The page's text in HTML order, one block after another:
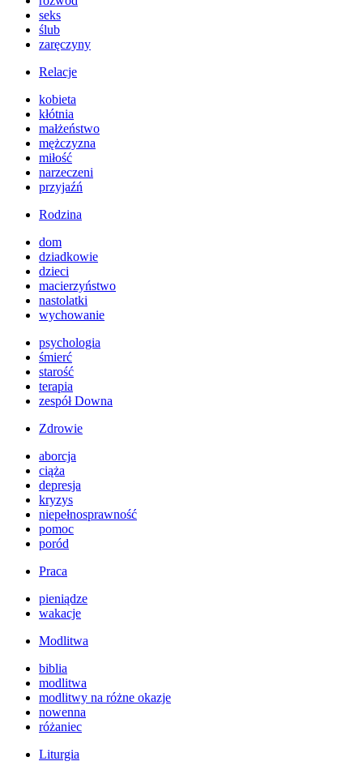
seks
ślub
zaręczyny
Relacje
kobieta
kłótnia
małżeństwo
mężczyzna
miłość
narzeczeni
przyjaźń
Rodzina
dom
dziadkowie
dzieci
macierzyństwo
nastolatki
wychowanie
psychologia
śmierć
starość
terapia
zespół Downa
Zdrowie
aborcja
ciąża
depresja
kryzys
niepełnosprawność
pomoc
poród
Praca
pieniądze
wakacje
Modlitwa
biblia
modlitwa
modlitwy na różne okazje
nowenna
różaniec
Liturgia